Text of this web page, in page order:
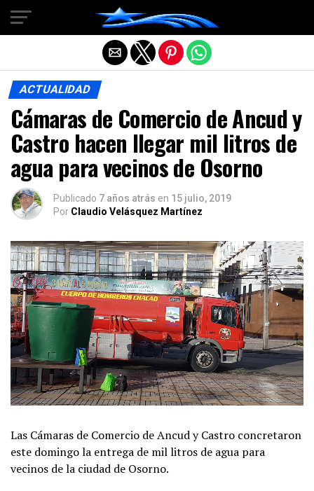
ACTUALIDAD
Cámaras de Comercio de Ancud y
Castro hacen llegar mil litros de
agua para vecinos de Osorno
Publicado 7 años atrás en 15 julio, 2019
Por Claudio Velásquez Martínez
Las Cámaras de Comercio de Ancud y Castro concretaron
este domingo la entrega de mil litros de agua para
vecinos de la ciudad de Osorno.
Salir de la versión móvil